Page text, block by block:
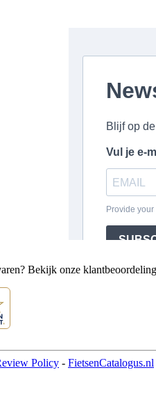
Bekijk onze
Policy - FietsenCatalogus.nl